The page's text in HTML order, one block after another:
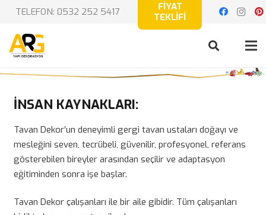
TELEFON: 0532 252 5417
FİYAT
TEKLİFİ
İNSAN KAYNAKLARI:
Tavan Dekor’un deneyimli gergi tavan ustaları doğayı ve
mesleğini seven, tecrübeli, güvenilir, profesyonel, referans
gösterebilen bireyler arasından seçilir ve adaptasyon
eğitiminden sonra işe başlar.
Tavan Dekor çalışanları ile bir aile gibidir. Tüm çalışanları